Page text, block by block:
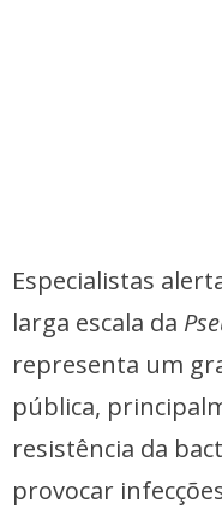
Especialistas
larga escala da
representa um
pública,
resistência da
provocar